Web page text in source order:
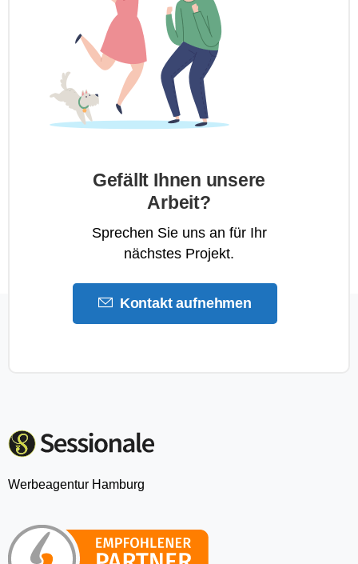
Gefällt Ihnen unsere
Arbeit?
Sprechen Sie uns an für Ihr
nächstes Projekt.
Kontakt aufnehmen
Werbeagentur Hamburg